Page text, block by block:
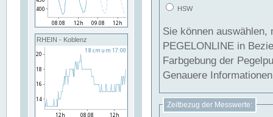
RHEIN - Koblenz
HSW
Sie können
PEGELONLINE in Beziehung
Farbgebung der
Genauere
Zeitbezug der Messwerte: